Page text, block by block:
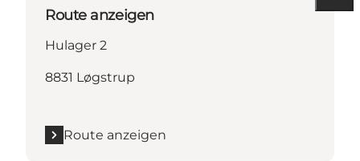
Route anzeigen
Hulager 2
8831 Løgstrup
Route anzeigen